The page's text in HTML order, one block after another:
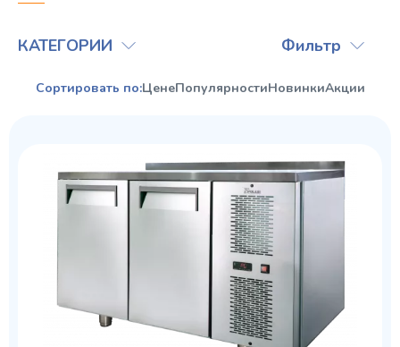
Режим работы:Пн..Пт: 9.00-18.00
КАТЕГОРИИ Фильтр
Сортировать по:ЦенеПопулярностиНовинкиАкции